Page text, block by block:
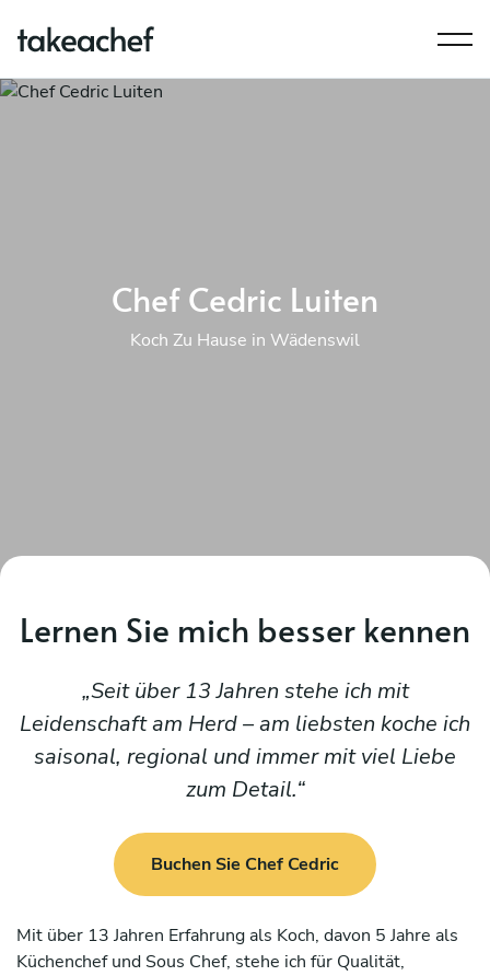
Chef Cedric Luiten
Koch Zu Hause in Wädenswil
Lernen Sie mich besser kennen
Seit über 13 Jahren stehe ich mit
Leidenschaft am Herd – am liebsten koche ich
saisonal, regional und immer mit viel Liebe
zum Detail.
Buchen Sie Chef Cedric
Mit über 13 Jahren Erfahrung als Koch, davon 5 Jahre als
Küchenchef und Sous Chef, stehe ich für Qualität,